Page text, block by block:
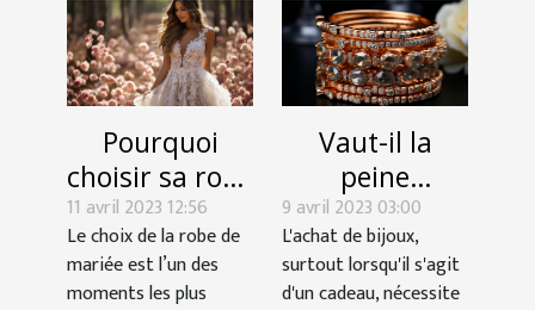
Pourquoi
choisir sa robe
de mariage
chez la
boutique
11 avril 2023 12:56
Le choix de la robe de
mariée est l’un des
moments les plus
Vaut-il la
peine
d'acheter des
bijoux en ligne
?
9 avril 2023 03:00
L'achat de bijoux,
surtout lorsqu'il s'agit
d'un cadeau, nécessite